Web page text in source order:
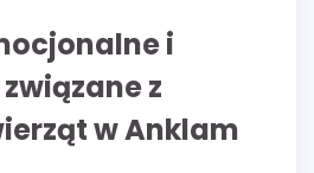
i
z
w Anklam